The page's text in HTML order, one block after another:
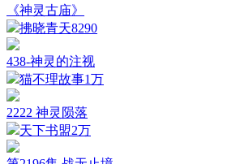
《神灵古庙》
拂晓青天8290
438-神灵的注视
猫不理故事1万
2222 神灵陨落
天下书盟2万